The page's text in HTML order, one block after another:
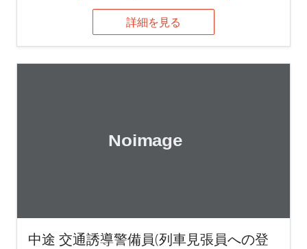
詳細を見る
中途 交通誘導警備員(列車見張員への登